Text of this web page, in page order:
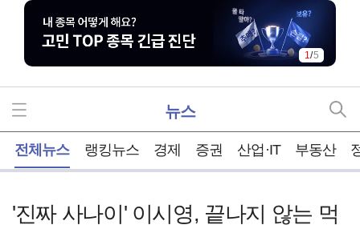
1/5
뉴스
전체뉴스 랭킹뉴스 경제 증권 산업·IT 부동산
'진짜 사나이' 이시영, 끝나지 않는 먹